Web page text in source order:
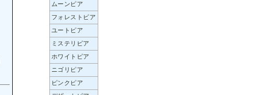
ムーンピア
フォレストピア
ユートピア
ミステリピア
ホワイトピア
ニゴリピア
ピンクピア